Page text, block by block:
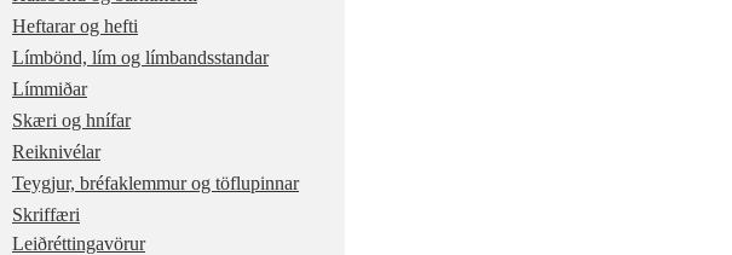
Heftarar og hefti
Límbönd, lím og límbandsstandar
Límmiðar
Skæri og hnífar
Reiknivélar
Teygjur, bréfaklemmur og töflupinnar
Skriffæri
Leiðréttingavörur